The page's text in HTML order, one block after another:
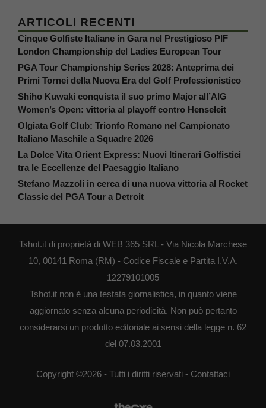
ARTICOLI RECENTI
Cinque Golfiste Italiane in Gara nel Prestigioso PIF
London Championship del Ladies European Tour
PGA Tour Championship Series 2028: Anteprima dei
Primi Tornei della Nuova Era del Golf Professionistico
Shiho Kuwaki conquista il suo primo Major all’AIG
Women’s Open: vittoria al playoff contro Henseleit
Olgiata Golf Club: Trionfo Romano nel Campionato
Italiano Maschile a Squadre 2026
La Dolce Vita Orient Express: Nuovi Itinerari Golfistici
tra le Eccellenze del Paesaggio Italiano
Stefano Mazzoli in cerca di una nuova vittoria al Rocket
Classic del PGA Tour a Detroit
Tshot.it di proprietà di WEB 365 SRL - Via Nicola Marchese
10, 00141 Roma (RM) - Codice Fiscale e Partita I.V.A.
12279101005
Tshot.it non è una testata giornalistica, in quanto viene
aggiornato senza alcuna periodicità. Non può pertanto
considerarsi un prodotto editoriale ai sensi della legge n. 62
del 07.03.2001
Copyright ©2026 - Tutti i diritti riservati - Contattaci